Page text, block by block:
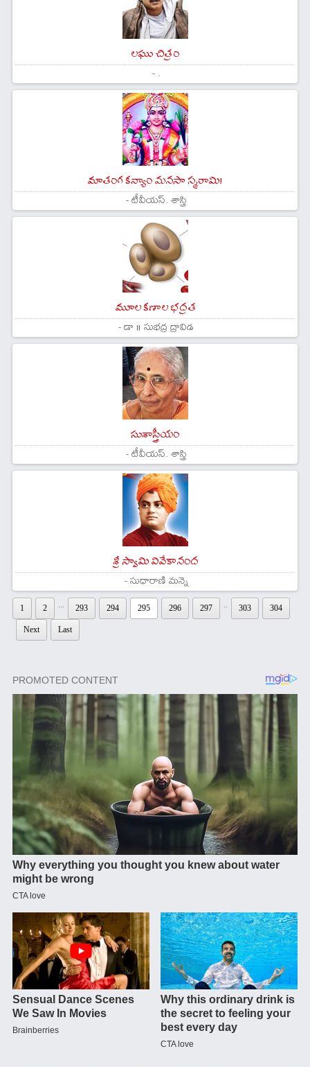
లఘు చిత్రం
- .
మాతంగ కన్యాం మనసా స్మరామి!
- టీవీయస్. శాస్త్రి
మూల కణాల భద్రత
- డా ॥ సుభద్ర ద్రావిడ
సుశాస్త్రీయం
- టీవీయస్. శాస్త్రి
శ్రీ స్వామి వివేకానంద
- సుధారాణి మన్నె
1 2 ... 293 294 295 296 297 .. 303 304
Next Last